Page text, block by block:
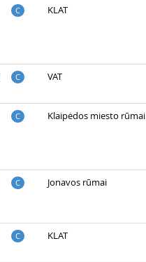
C KLAT
C VAT
C Klaipėdos miesto rūmai
C Jonavos rūmai
C KLAT